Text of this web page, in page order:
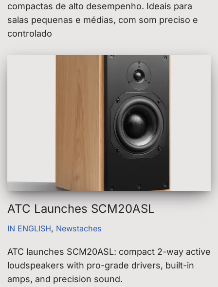
compactas de alto desempenho. Ideais para
salas pequenas e médias, com som preciso e
controlado
ATC Launches SCM20ASL
IN ENGLISH, Newstaches
ATC launches SCM20ASL: compact 2-way active
loudspeakers with pro-grade drivers, built-in
amps, and precision sound.